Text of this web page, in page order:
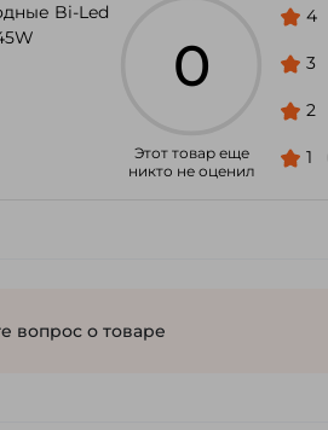
Bi-Led
0
Этот товар еще
никто не оценил
4
3
2
1
вопрос о товаре